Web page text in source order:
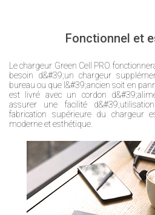
Fonctionnel et
Le chargeur Green Cell PRO
besoin d&#39;un chargeur
bureau ou que l&#39;ancien soit en
est livré avec un cordon
assurer une facilité
fabrication supérieure du chargeur
moderne et esthétique.